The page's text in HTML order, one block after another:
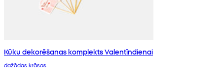
Kūku dekorēšanas komplekts Valentīndienai
dažādas krāsas